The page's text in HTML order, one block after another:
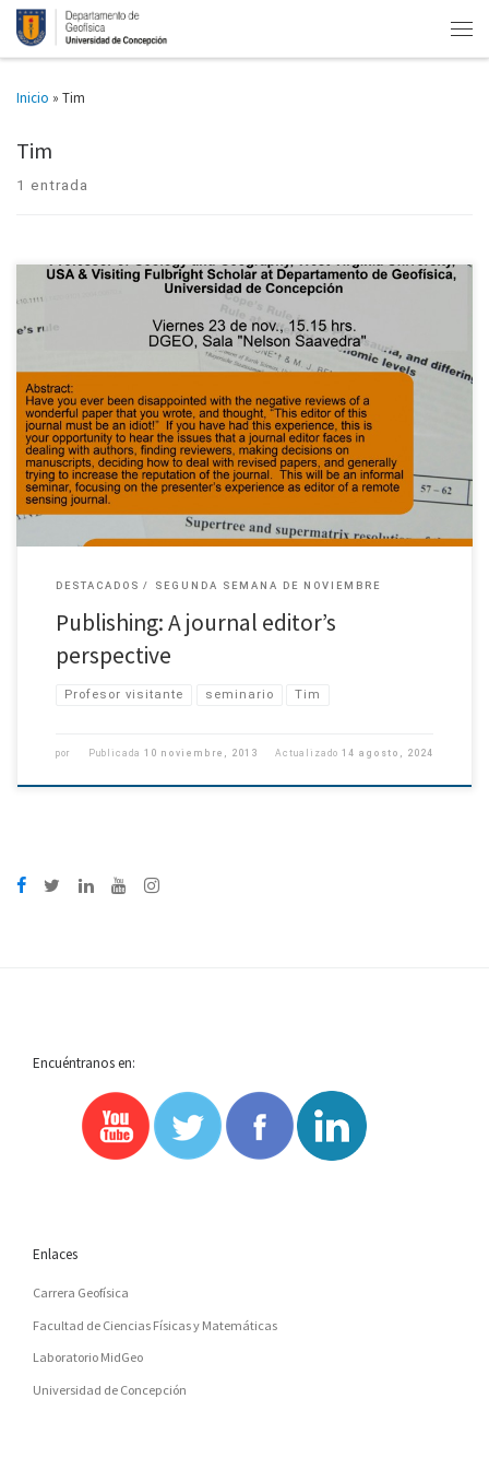
Inicio » Tim
Tim
1 entrada
Invitamos a todos los miembros del DGEO a participar de este seminario
interno, donde nuestro profesor invitado el Dr. Tim Warner, analizará desde
su perspectiva de editor, diversos tips a considerar para publicar en una
revista. Este será un seminario de carácter informal, que pretende
realizarse en el marco de una conversación y análisis conjunto, por ello se
llevará a cabo en nuestra sala de reuniones “Nelson Saavedra” (cuarto
piso del DGEO).
DESTACADOS SEGUNDA SEMANA DE NOVIEMBRE
Publishing: A journal editor’s
perspective
Profesor visitante seminario Tim
por Publicada10 noviembre, 2013 Actualizado14 agosto, 2024
Encuéntranos en:
Enlaces
Carrera Geofísica
Facultad de Ciencias Físicas y Matemáticas
Laboratorio MidGeo
Universidad de Concepción